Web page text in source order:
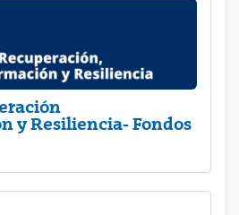
y Resiliencia- Fondos